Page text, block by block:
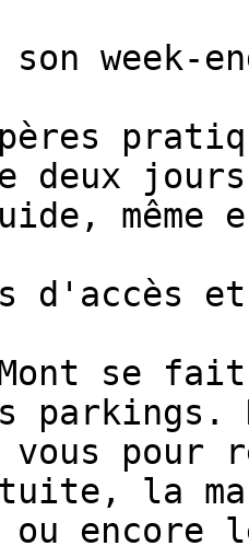
week-
deux
même
d'accès
se
parkings.
pour
la
ou encore